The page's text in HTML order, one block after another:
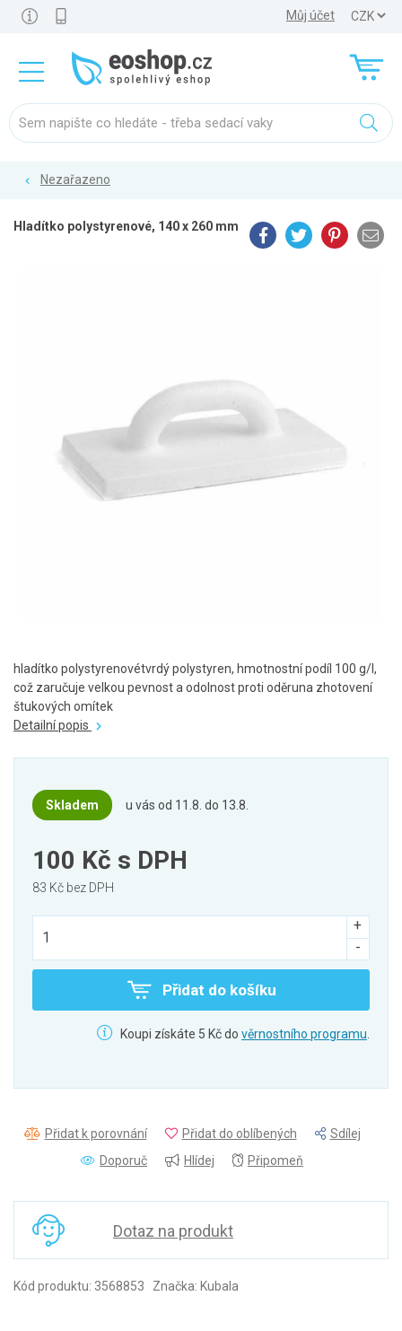
Můj účet
Nezařazeno
Hladítko polystyrenové, 140 x 260 mm
hladítko polystyrenovétvrdý polystyren, hmotnostní podíl 100 g/l,
což zaručuje velkou pevnost a odolnost proti oděruna zhotovení
štukových omítek
Detailní popis
Skladem u vás od 11.8. do 13.8.
100 Kč s DPH
83 Kč bez DPH
Přidat do košíku
Koupi získáte 5 Kč do věrnostního programu
Přidat k porovnání Přidat do oblíbených
Sdílej
Doporuč
Hlídej Připomeň
Dotaz na produkt
Kód produktu: 3568853 Značka: Kubala